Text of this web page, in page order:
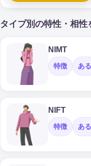
タイプ別の特性・相
NIMT
特徴 あ
NIFT
特徴 あ